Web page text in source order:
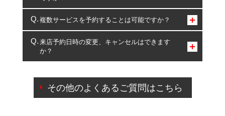
コクピット・タイヤ館のみとなります。
複数サービスを予約することは可能ですか？
複数サービスのご予約は可能です。
一部の商品・サービスの組み合わせに限り、同時にご予約が
出来ないものもございます。
来店予約日時の変更、キャンセルはできます
か？
ご来店予約日の3営業日前を過ぎている場合のご予約
の日時変更につきましては、直接ご予約の店舗まで
その他のよくあるご質問はこちら